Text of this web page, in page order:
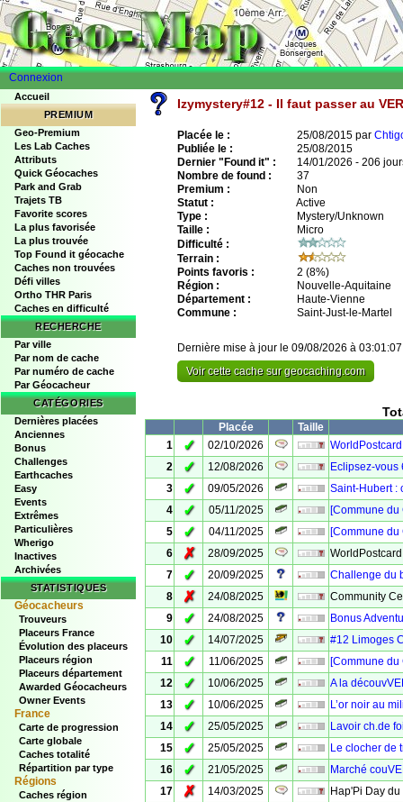
Connexion
Accueil
PREMIUM
Geo-Premium
Les Lab Caches
Attributs
Quick Géocaches
Park and Grab
Trajets TB
Favorite scores
La plus favorisée
La plus trouvée
Top Found it géocache
Caches non trouvées
Défi villes
Ortho THR Paris
Caches en difficulté
RECHERCHE
Par ville
Par nom de cache
Par numéro de cache
Par Géocacheur
CATÉGORIES
Dernières placées
Anciennes
Bonus
Challenges
Earthcaches
Easy
Events
Extrêmes
Particulières
Wherigo
Inactives
Archivées
STATISTIQUES
Géocacheurs
Trouveurs
Placeurs France
Évolution des placeurs
Placeurs région
Placeurs département
Awarded Géocacheurs
Owner Events
France
Carte de progression
Carte globale
Caches totalité
Répartition par type
Régions
Caches région
Izymystery#12 - Il faut passer au
Placée le : 25/08/2015 par
Publiée le :
25/08/2015
Dernier "Found it" :
14/01/2026 - 206
Nombre de found :
37
Premium :
Non
Statut :
Active
Type :
Mystery/Unknown
Taille :
Micro
Difficulté :
Terrain :
Points favoris :
2 (8%)
Région :
Nouvelle-Aquitaine
Département :
Haute-Vienne
Commune :
Saint-Just-le-Martel
Dernière mise à jour le 09/08/2026 à 03:01:07
Voir cette cache sur geocaching.com
Placée
Taille
1
✓ 02/10/2026
2
✓ 12/08/2026
Eclipsez-vous
3
✓ 09/05/2026
Saint-Hubert :
4
✓ 05/11/2025
[Commune
5
✓ 04/11/2025
[Commune
6
✗ 28/09/2025
7
✓ 20/09/2025
Challenge du
8
✗ 24/08/2025
Community
9
✓ 24/08/2025
Bonus
10
✓ 14/07/2025
#12 Limoges
11
✓ 11/06/2025
[Commune
12
✓ 10/06/2025
A la
13
✓ 10/06/2025
L’or noir au
14
✓ 25/05/2025
Lavoir ch.de
15
✓ 25/05/2025
Le clocher de
16
✓ 21/05/2025
Marché
17
✗ 14/03/2025
Hap'Pi Day